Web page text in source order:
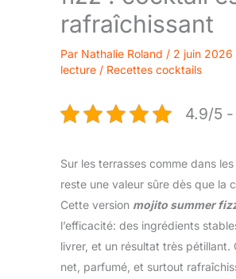
rafraîchissant
Par Nathalie Roland / 2 juin 2026
lecture / Recettes cocktails
4.9/5
Sur les terrasses comme dans
reste une valeur sûre dès que la
Cette version mojito summer
l’efficacité: des ingrédients
livrer, et un résultat très
net, parfumé, et surtout